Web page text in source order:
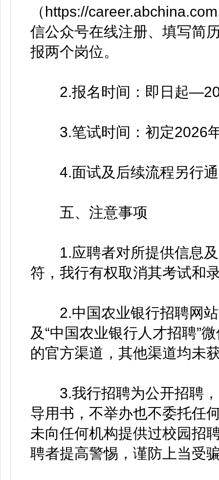
（https://
信公众号在线注册、填写简
报两个岗位。
2.报名时间：即日起
3.笔试时间：初定2026
4.面试及后续流程另行通
五、注意事项
1.应聘者对所提供信息及
符，我行有权取消其考试和
2.中国农业银行招聘网站
及“中国农业银行人才招聘”
的官方渠道，其他渠道均未
3.我行招聘为公开招聘，
导用书，不举办也不委托任
未向任何机构提供过校园招
聘者提高警惕，谨防上当受